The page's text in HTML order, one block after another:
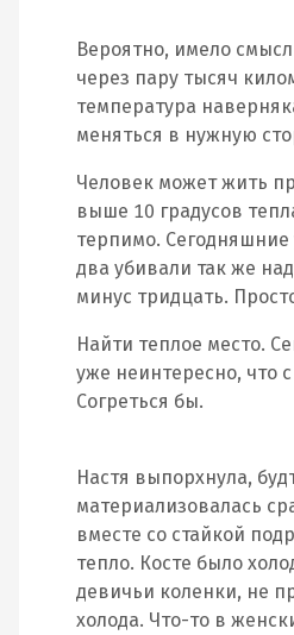
Вероятно, имело
через пару тысяч
температура
меняться в нужную
Человек может жить
выше 10 градусов
терпимо.
два убивали так же
минус тридцать.
Найти теплое место.
уже неинтересно, что
Согреться бы.
Настя выпорхнула,
материализовалась
вместе со стайкой
тепло. Косте было
девичьи коленки, не
холода. Что-то в